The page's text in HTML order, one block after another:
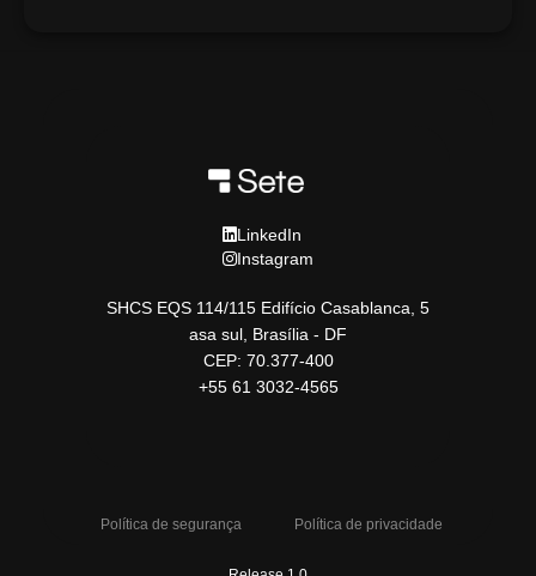
LinkedIn
Instagram
SHCS EQS 114/115 Edifício Casablanca, 5
asa sul, Brasília - DF
CEP: 70.377-400
+55 61 3032-4565
Política de segurança Política de privacidade